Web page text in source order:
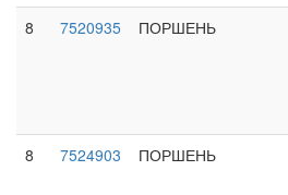
8 7520935
ПОРШЕНЬ
8 7524903
ПОРШЕНЬ